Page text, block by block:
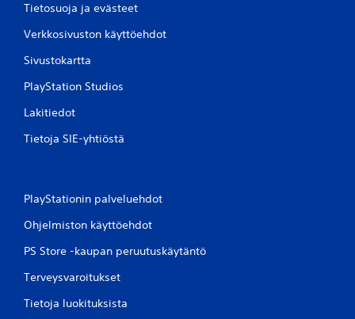
a
i
s
i
p
n
u
k
s
i
V
o
i
Tietosuoja ja evästeet
Verkkosivuston käyttöehdot
Sivustokartta
PlayStation Studios
Lakitiedot
Tietoja SIE-yhtiöstä
PlayStationin palveluehdot
Ohjelmiston käyttöehdot
PS Store -kaupan peruutuskäytäntö
Terveysvaroitukset
Tietoja luokituksista